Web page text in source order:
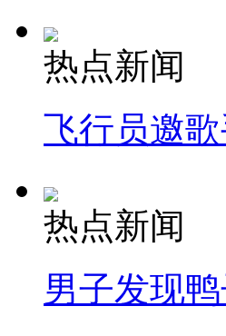
热点新闻
飞行员邀
热点新闻
男子发现